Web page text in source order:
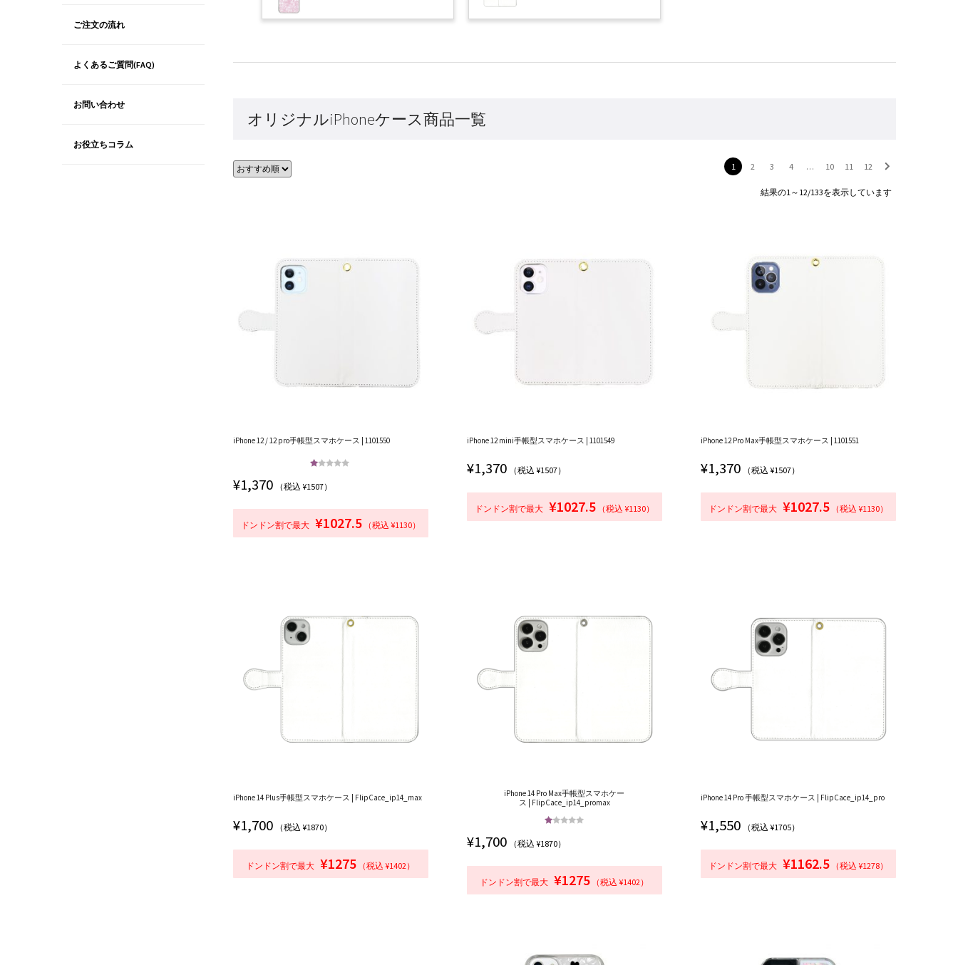
オリジナルiPhoneケース商品一覧
結果の1～12/133を表示しています
1 2 3 4 … 10 11 12
iPhone 12 / 12 pro手帳型スマホケース | 1101550
5.00の評価
¥1,370 （税込 ¥1507）
ドンドン割で最大 ¥1027.5 （税込 ¥1130）
iPhone 12 mini手帳型スマホケース | 1101549
¥1,370 （税込 ¥1507）
ドンドン割で最大 ¥1027.5 （税込 ¥1130）
iPhone 12 Pro Max手帳型スマホケース | 1101551
¥1,370 （税込 ¥1507）
ドンドン割で最大 ¥1027.5 （税込 ¥1130）
iPhone 14 Plus手帳型スマホケース | FlipCace_ip14_max
¥1,700 （税込 ¥1870）
ドンドン割で最大 ¥1275 （税込 ¥1402）
iPhone 14 Pro Max手帳型スマホケー
ス | FlipCace_ip14_promax
5.00の評価
¥1,700 （税込 ¥1870）
ドンドン割で最大 ¥1275 （税込 ¥1402）
iPhone 14 Pro 手帳型スマホケース | FlipCace_ip14_pro
¥1,550 （税込 ¥1705）
ドンドン割で最大 ¥1162.5 （税込 ¥1278）
ご注文の流れ
よくあるご質問(FAQ)
お問い合わせ
お役立ちコラム